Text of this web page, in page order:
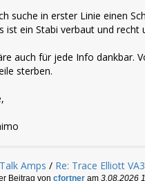
suche in erster Linie einen
ist ein Stabi verbaut und
auch für jede Info dankbar.
sterben.
Amps / Re: Trace Elliott
Beitrag von cfortner am3.08.2026